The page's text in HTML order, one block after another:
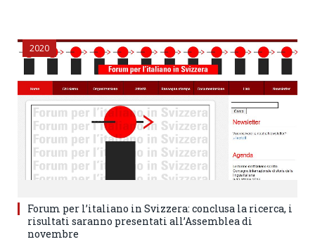
2020
Forum per l’italiano in Svizzera: conclusa la ricerca, i
risultati saranno presentati all’Assemblea di
novembre